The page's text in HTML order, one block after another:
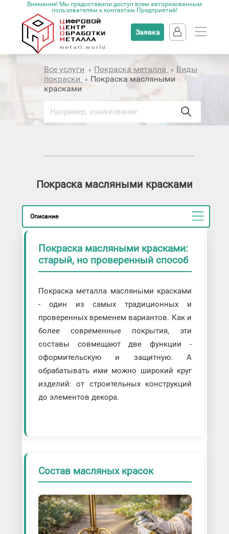
Внимание! Мы предоставили доступ всем авторизованным
пользователям к контактам Предприятий!
Заявка
Все услуги › Покраска металла › Виды
покраски
› Покраска масляными
красками
Покраска масляными красками
Описание
Покраска масляными красками:
старый, но проверенный способ
Покраска металла масляными красками
- один из самых традиционных и
проверенных временем вариантов. Как и
более современные покрытия, эти
составы совмещают две функции -
оформительскую и защитную. А
обрабатывать ими можно широкий круг
изделий: от строительных конструкций
до элементов декора.
Состав масляных красок